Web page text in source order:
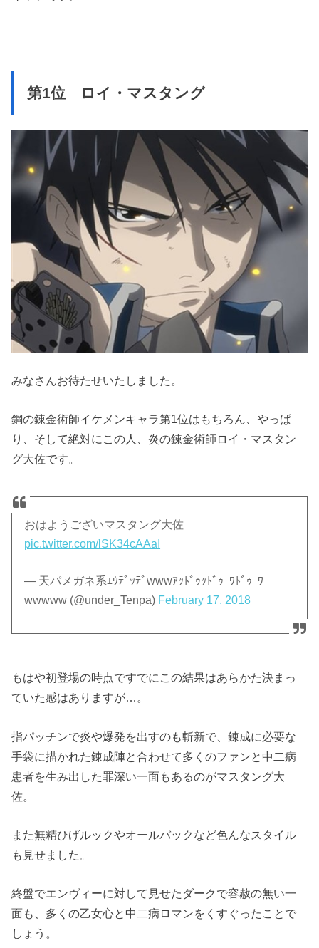
第1位 ロイ・マスタング
みなさんお待たせいたしました。
鋼の錬金術師イケメンキャラ第1位はもちろん、やっぱ
り、そして絶対にこの人、炎の錬金術師ロイ・マスタン
グ大佐です。
おはようございマスタング大佐
pic.twitter.com/lSK34cAAaI
— 天パメガネ系ｴｳﾃﾞｯﾃﾞwwwｱｯﾄﾞｩｯﾄﾞｩｰﾜﾄﾞｩｰﾜ
wwwww (@under_Tenpa) February 17, 2018
もはや初登場の時点ですでにこの結果はあらかた決まっ
ていた感はありますが…。
指パッチンで炎や爆発を出すのも斬新で、錬成に必要な
手袋に描かれた錬成陣と合わせて多くのファンと中二病
患者を生み出した罪深い一面もあるのがマスタング大
佐。
また無精ひげルックやオールバックなど色んなスタイル
も見せました。
終盤でエンヴィーに対して見せたダークで容赦の無い一
面も、多くの乙女心と中二病ロマンをくすぐったことで
しょう。